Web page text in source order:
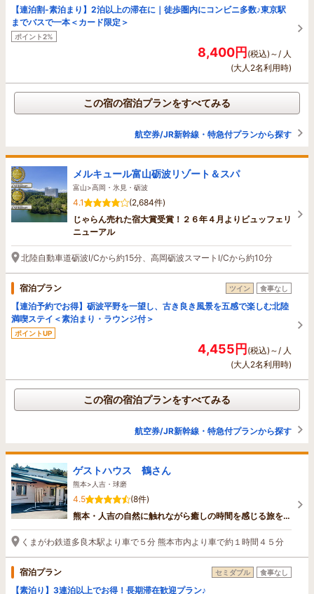
【連泊割-素泊まり】2泊以上の滞在に｜徒歩圏内にコンビニ多数♪東京駅
までバスで一本＜カード限定＞
ポイント2%
8,400円(税込)～/ 人
(大人2名利用時)
この宿の宿泊プランをすべてみる
航空券/JR新幹線・特急付プランから探す
メルキュール富山砺波リゾート＆スパ
富山>高岡・氷見・砺波
4.1
(2,684件)
じゃらん売れた宿大賞受賞！２６年４月よりビュッフェリ
ニューアル
北陸自動車道砺波I/Cから約15分、高岡砺波スマートI/Cから約10分
宿泊プラン ツイン 食事なし
【連泊予約でお得】砺波平野を一望し、古き良き風景を五感で楽しむ北陸
満喫ステイ＜素泊まり・ラウンジ付＞
ポイントUP
4,455円(税込)～/ 人
(大人2名利用時)
この宿の宿泊プランをすべてみる
航空券/JR新幹線・特急付プランから探す
ゲストハウス 鶴さん
熊本>人吉・球磨
4.5
(8件)
熊本・人吉の自然に触れながら癒しの時間を感じる旅を…
くまがわ鉄道多良木駅より車で５分 熊本市内より車で約１時間４５分
宿泊プラン セミダブル 食事なし
【素泊り】3連泊以上でお得！長期滞在歓迎プラン♪